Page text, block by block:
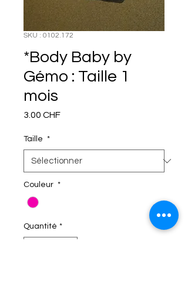
SKU : 0102.172
*Body Baby by
Gémo : Taille 1
mois
3.00 CHFPrix
Taille *
Couleur *
Quantité *